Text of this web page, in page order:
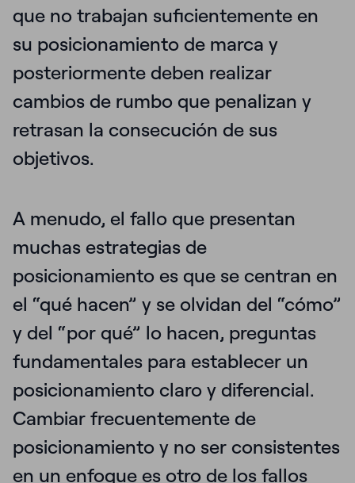
que no trabajan suficientemente en
su posicionamiento de marca y
posteriormente deben realizar
cambios de rumbo que penalizan y
retrasan la consecución de sus
objetivos.
A menudo, el fallo que presentan
muchas estrategias de
posicionamiento es que se centran en
el “qué hacen” y se olvidan del “cómo”
y del “por qué” lo hacen, preguntas
fundamentales para establecer un
posicionamiento claro y diferencial.
Cambiar frecuentemente de
posicionamiento y no ser consistentes
en un enfoque es otro de los fallos